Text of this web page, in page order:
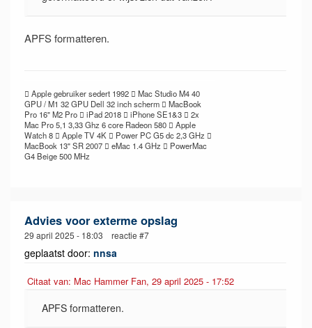
APFS formatteren.
 Apple gebruiker sedert 1992  Mac Studio M4 40
GPU / M1 32 GPU Dell 32 inch scherm  MacBook
Pro 16" M2 Pro  iPad 2018  iPhone SE1&3  2x
Mac Pro 5,1 3,33 Ghz 6 core Radeon 580  Apple
Watch 8  Apple TV 4K  Power PC G5 dc 2,3 GHz 
MacBook 13" SR 2007  eMac 1.4 GHz  PowerMac
G4 Beige 500 MHz
Advies voor exterme opslag
29 april 2025 - 18:03 reactie #7
geplaatst door: nnsa
Citaat van: Mac Hammer Fan, 29 april 2025 - 17:52
APFS formatteren.